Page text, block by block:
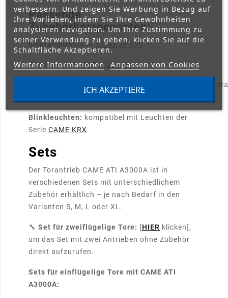
Passende
Zubehörkomponenten:
Empfängermodul: CAME AF43S
Handsender: CAME TOP44RBN
Lichtschranken: DIR10oderDLX30CEP
Blinkleuchten: kompatibel mit Leuchten der
Serie CAME KRX
Sets
Der Torantrieb CAME ATI A3000A ist in
verschiedenen Sets mit unterschiedlichem
Zubehör erhältlich – je nach Bedarf in den
Varianten S, M, L oder XL.
🔧 Set für zweiflügelige Tore: [HIER klicken],
um das Set mit zwei Antrieben ohne Zubehör
direkt aufzurufen.
Sets für einflügelige Tore mit CAME ATI
A3000A:
verbessern. Und zeigen Sie Werbung in Bezug auf
Ihre Vorlieben, indem Sie Ihre Gewohnheiten
analysieren navigation. Um Ihre Zustimmung zu
seiner Verwendung zu geben, klicken Sie auf die
Schaltfläche Akzeptieren.
Weitere Informationen Anpassen von Cookies
ICH AKZEPTIERE